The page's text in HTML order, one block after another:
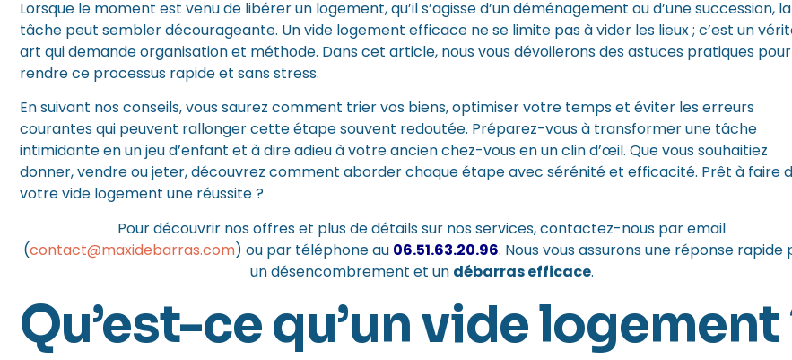
Lorsque le moment est venu de libérer un logement, qu’il s’agisse d’un déménagement ou d’une succession, la
tâche peut sembler décourageante. Un vide logement efficace ne se limite pas à vider les lieux ; c’est un
art qui demande organisation et méthode. Dans cet article, nous vous dévoilerons des astuces pratiques pour
rendre ce processus rapide et sans stress.
En suivant nos conseils, vous saurez comment trier vos biens, optimiser votre temps et éviter les erreurs
courantes qui peuvent rallonger cette étape souvent redoutée. Préparez-vous à transformer une tâche
intimidante en un jeu d’enfant et à dire adieu à votre ancien chez-vous en un clin d’œil. Que vous souhaitiez
donner, vendre ou jeter, découvrez comment aborder chaque étape avec sérénité et efficacité. Prêt à faire
votre vide logement une réussite ?
Pour découvrir nos offres et plus de détails sur nos services,contactez-nous par email
(contact@maxidebarras.com) ou par téléphone au 06.51.63.20.96. Nous vous assurons une réponse rapide
un désencombrement et un débarras efficace.
Qu’est-ce qu’un vide logement